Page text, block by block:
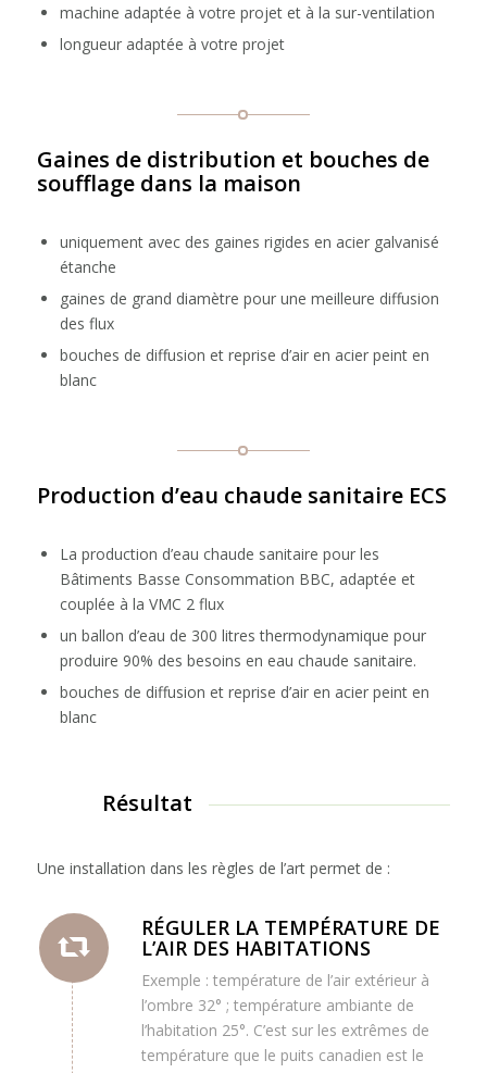
machine adaptée à votre projet et à la sur-ventilation
longueur adaptée à votre projet
Gaines de distribution et bouches de
soufflage dans la maison
uniquement avec des gaines rigides en acier galvanisé
étanche
gaines de grand diamètre pour une meilleure diffusion
des flux
bouches de diffusion et reprise d’air en acier peint en
blanc
Production d’eau chaude sanitaire ECS
La production d’eau chaude sanitaire pour les
Bâtiments Basse Consommation BBC, adaptée et
couplée à la VMC 2 flux
un ballon d’eau de 300 litres thermodynamique pour
produire 90% des besoins en eau chaude sanitaire.
bouches de diffusion et reprise d’air en acier peint en
blanc
Résultat
Une installation dans les règles de l’art permet de :
RÉGULER LA TEMPÉRATURE DE
L’AIR DES HABITATIONS
Exemple : température de l’air extérieur à
l’ombre 32° ; température ambiante de
l’habitation 25°. C’est sur les extrêmes de
température que le puits canadien est le